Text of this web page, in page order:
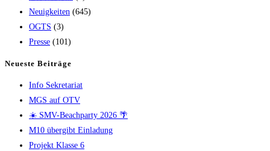
Neuigkeiten (645)
OGTS (3)
Presse (101)
Neueste Beiträge
Info Sekretariat
MGS auf OTV
☀️ SMV-Beachparty 2026 🌴
M10 übergibt Einladung
Projekt Klasse 6